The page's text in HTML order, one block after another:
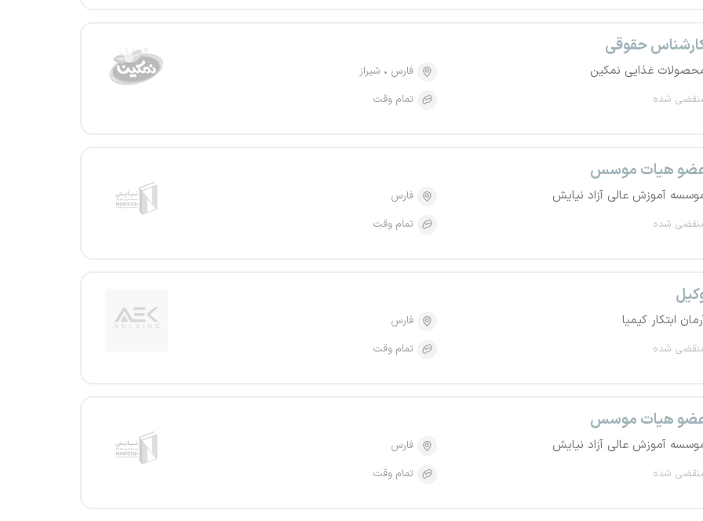
حقوقی
غذایی نمکین
شده
فارس
شیراز
تمام وقت
هیات موسس
آموزش عالی آزاد نیایش
شده
فارس
تمام وقت
ابتکار کیمیا
شده
فارس
تمام وقت
هیات موسس
آموزش عالی آزاد نیایش
شده
فارس
تمام وقت